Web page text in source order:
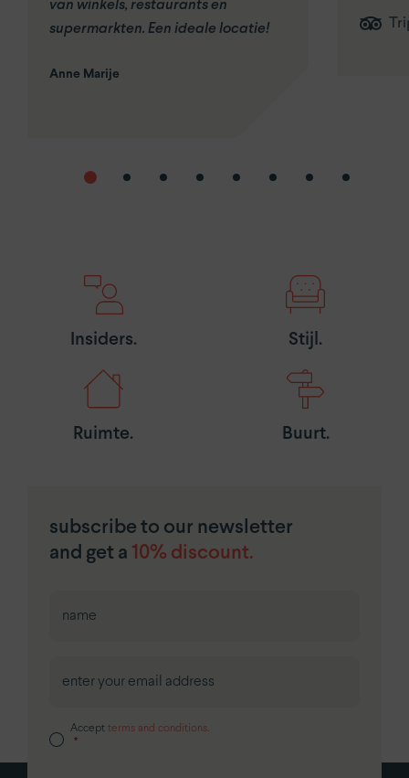
van winkels, restaurants en
supermarkten. Een ideale locatie!
Anne Marije
Insiders. Stijl.
Ruimte. Buurt.
subscribe to our newsletter
and get a 10% discount.
Accept terms and conditions.
*